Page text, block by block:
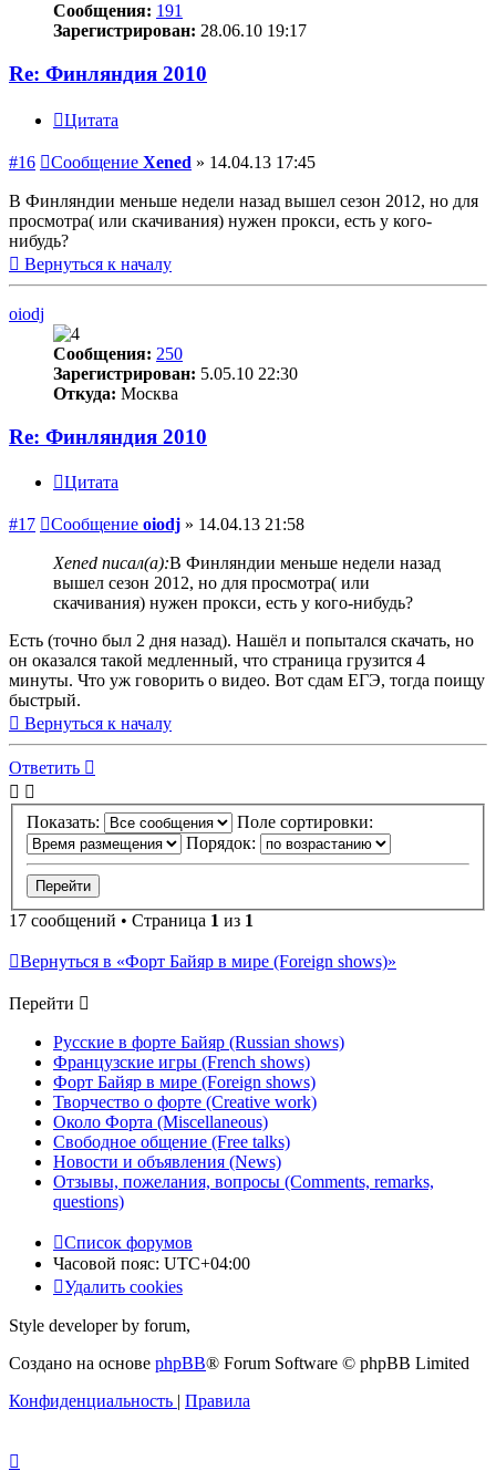
Сообщения: 191
Зарегистрирован: 28.06.10 19:17
Re: Финляндия 2010
Цитата
#16 Сообщение Xened » 14.04.13 17:45
В Финляндии меньше недели назад вышел сезон 2012, но для
просмотра( или скачивания) нужен прокси, есть у кого-
нибудь?
Вернуться к началу
oiodj
Сообщения: 250
Зарегистрирован: 5.05.10 22:30
Откуда: Москва
Re: Финляндия 2010
Цитата
#17 Сообщение oiodj » 14.04.13 21:58
Xened писал(а):В Финляндии меньше недели назад
вышел сезон 2012, но для просмотра( или
скачивания) нужен прокси, есть у кого-нибудь?
Есть (точно был 2 дня назад). Нашёл и попытался скачать, но
он оказался такой медленный, что страница грузится 4
минуты. Что уж говорить о видео. Вот сдам ЕГЭ, тогда поищу
быстрый.
Вернуться к началу
Ответить
Показать:
Поле сортировки:
Порядок:
17 сообщений • Страница 1 из 1
Вернуться в «Форт Байяр в мире (Foreign shows)»
Перейти
Русские в форте Байяр (Russian shows)
Французские игры (French shows)
Форт Байяр в мире (Foreign shows)
Творчество о форте (Creative work)
Около Форта (Miscellaneous)
Свободное общение (Free talks)
Новости и объявления (News)
Отзывы, пожелания, вопросы (Comments, remarks,
questions)
Список форумов
Часовой пояс: UTC+04:00
Удалить cookies
Style developer by forum,
Создано на основе phpBB® Forum Software © phpBB Limited
Конфиденциальность | Правила